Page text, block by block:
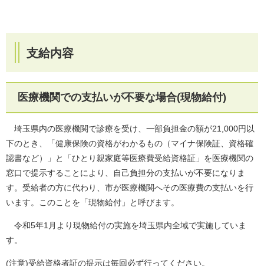
支給内容
医療機関での支払いが不要な場合(現物給付)
埼玉県内の医療機関で診療を受け、一部負担金の額が21,000円以
下のとき、「健康保険の資格がわかるもの（マイナ保険証、資格確
認書など）」と「ひとり親家庭等医療費受給資格証」を医療機関の
窓口で提示することにより、自己負担分の支払いが不要になりま
す。受給者の方に代わり、市が医療機関へその医療費の支払いを行
います。このことを「現物給付」と呼びます。
令和5年1月より現物給付の実施を埼玉県内全域で実施していま
す。
(注意)受給資格者証の提示は毎回必ず行ってください。